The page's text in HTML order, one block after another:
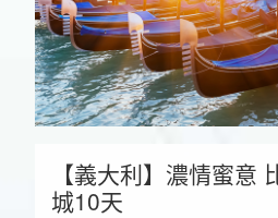
【義大利】濃情蜜意
城10天